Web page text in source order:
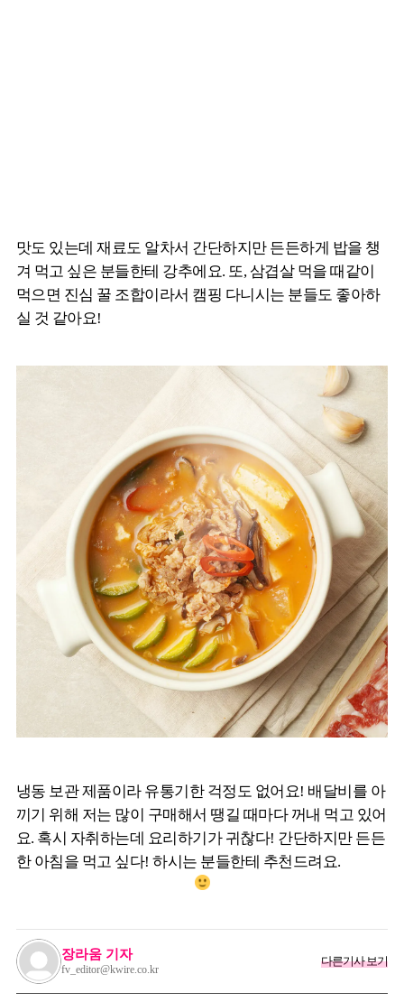
맛도 있는데 재료도 알차서 간단하지만 든든하게 밥을 챙
겨 먹고 싶은 분들한테 강추에요. 또, 삼겹살 먹을 때같이
먹으면 진심 꿀 조합이라서 캠핑 다니시는 분들도 좋아하
실 것 같아요!
냉동 보관 제품이라 유통기한 걱정도 없어요! 배달비를 아
끼기 위해 저는 많이 구매해서 땡길 때마다 꺼내 먹고 있어
요. 혹시 자취하는데 요리하기가 귀찮다! 간단하지만 든든
한 아침을 먹고 싶다! 하시는 분들한테 추천드려요.
장라움 기자
fv_editor@kwire.co.kr
다른기사 보기